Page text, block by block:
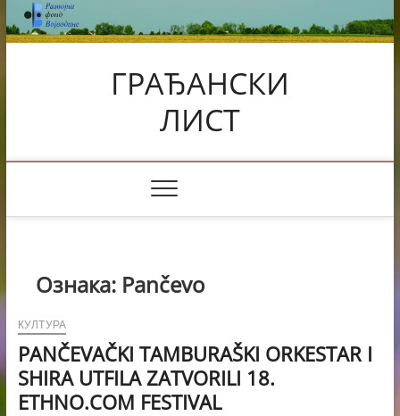
Skip
to
content
ГРАЂАНСКИ
ЛИСТ
Ознака: Pančevo
КУЛТУРА
PANČEVAČKI TAMBURAŠKI ORKESTAR I
SHIRA UTFILA ZATVORILI 18.
ETHNO.COM FESTIVAL